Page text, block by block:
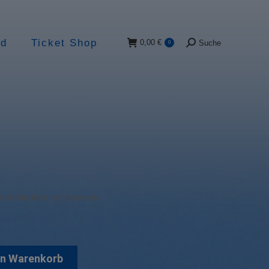
Ticket Shop 0,00 € 0 Suche:
Suche
mit Ausweis
Warenkorb